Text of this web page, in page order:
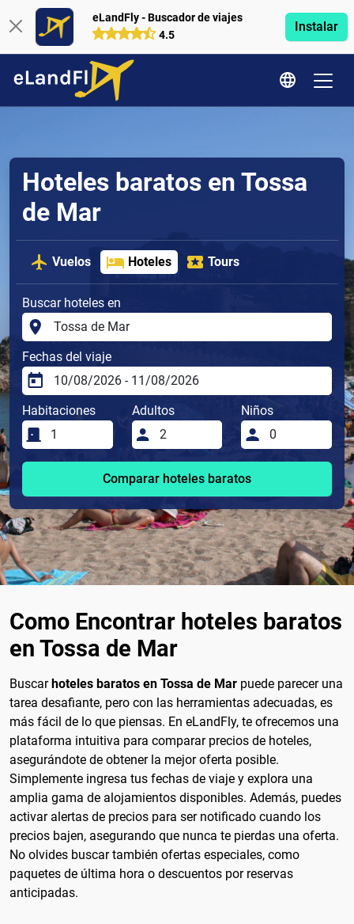
eLandFly - Buscador de viajes
4.5
Instalar
Hoteles baratos en Tossa
de Mar
Vuelos Hoteles Tours
Buscar hoteles en
Fechas del viaje
Habitaciones Adultos Niños
Comparar hoteles baratos
Como Encontrar hoteles baratos
en Tossa de Mar
Buscar hoteles baratos en Tossa de Mar puede parecer una
tarea desafiante, pero con las herramientas adecuadas, es
más fácil de lo que piensas. En eLandFly, te ofrecemos una
plataforma intuitiva para comparar precios de hoteles,
asegurándote de obtener la mejor oferta posible.
Simplemente ingresa tus fechas de viaje y explora una
amplia gama de alojamientos disponibles. Además, puedes
activar alertas de precios para ser notificado cuando los
precios bajen, asegurando que nunca te pierdas una oferta.
No olvides buscar también ofertas especiales, como
paquetes de última hora o descuentos por reservas
anticipadas.